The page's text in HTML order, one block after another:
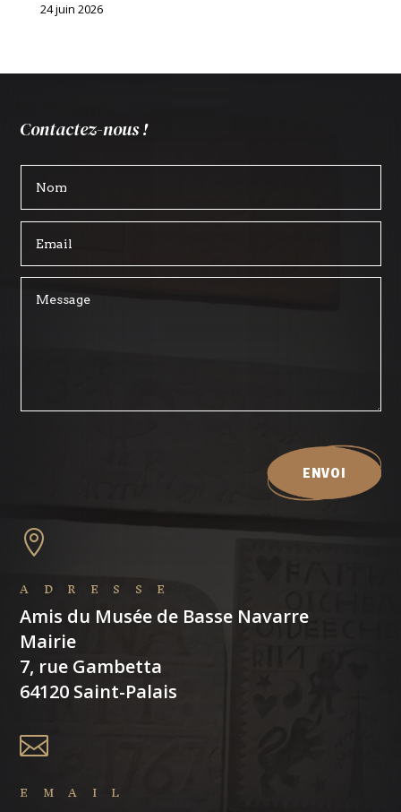
24 juin 2026
Contactez-nous !
ENVOI

ADRESSE
Amis du Musée de Basse Navarre
Mairie
7, rue Gambetta
64120 Saint-Palais

EMAIL